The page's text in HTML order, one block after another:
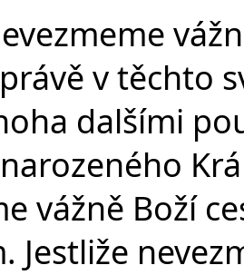
v těchto
dalšími
vážně Boží
Jestliže